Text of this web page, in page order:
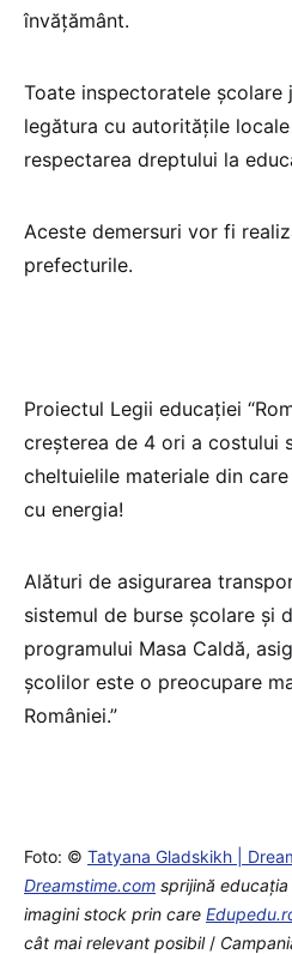
învățământ.
Toate inspectoratele școlare
legătura cu autoritățile
respectarea dreptului la
Aceste demersuri vor fi
prefecturile.
Proiectul Legii educaţiei
creșterea de 4 ori a costului
cheltuielile materiale din
cu energia!
Alături de asigurarea
sistemul de burse școlare și
programului Masa Caldă,
școlilor este o preocupare
României.”
Foto: © Tatyana Gladskikh |
Dreamstime.com sprijină
imagini stock prin care
cât mai relevant posibil/